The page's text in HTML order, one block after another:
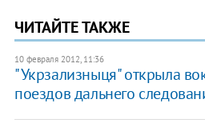
ЧИТАЙТЕ ТАКЖЕ
10 февраля 2012, 11:36
"Укрзализныця" открыла
поездов дальнего